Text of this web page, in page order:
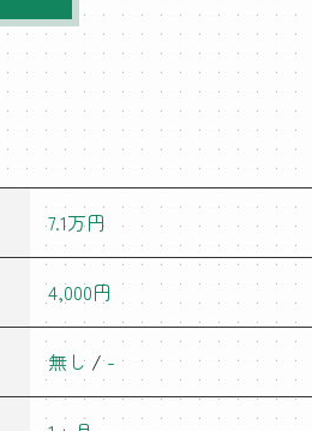
7.1万円
4,000円
無し /-